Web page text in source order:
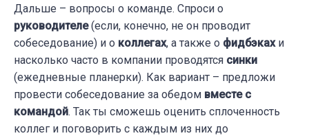
Дальше – вопросы о команде. Спроси о
руководителе (если, конечно, не он проводит
собеседование) и о коллегах, а также о фидбэках и
насколько часто в компании проводятся синки
(ежедневные планерки). Как вариант – предложи
провести собеседование за обедом вместе с
командой. Так ты сможешь оценить сплоченность
коллег и поговорить с каждым из них до